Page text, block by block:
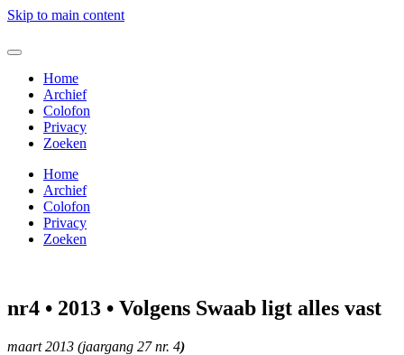
Skip to main content
Home
Archief
Colofon
Privacy
Zoeken
Home
Archief
Colofon
Privacy
Zoeken
nr4 • 2013 • Volgens Swaab ligt alles vast
maart 2013 (jaargang 27 nr. 4)